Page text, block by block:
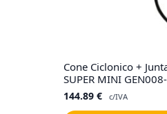
Cone Ciclonico +
SUPER MINI
144.89 € c/IVA